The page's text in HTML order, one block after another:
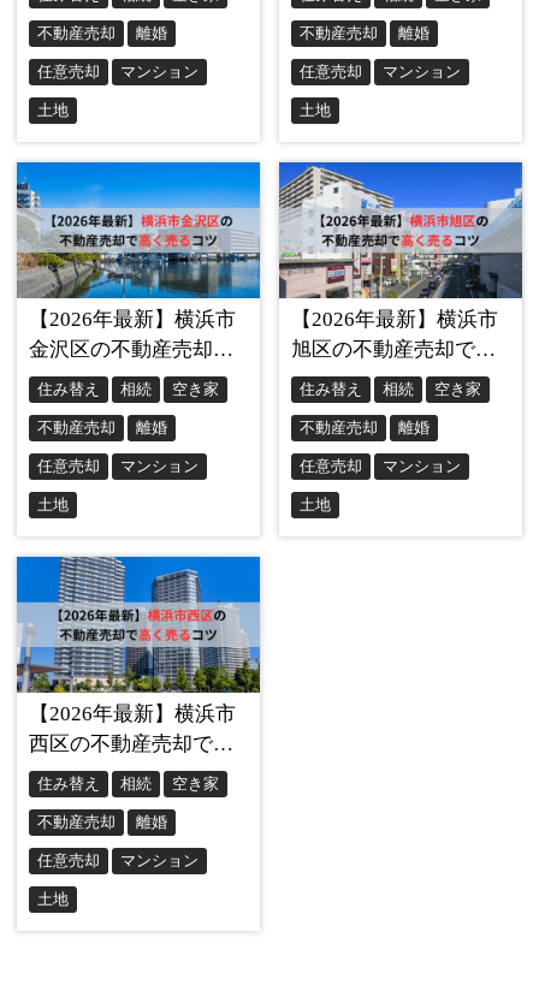
が放置されると次第に大きなゴミも捨てられるよう
になります。そして気がつけば、空き家の庭や玄関
先にゴミの山ができてしまうのです。
このゴミの山は、単に見た目が悪いだけではありま
せん。悪臭や害虫の発生源
となり、周辺住民の生活
環境を著しく悪化させてしまいます。また、野良猫
や野鳥が集まってくることで、さらに衛生状態が悪
化する可能性もあります。
こうした状況を防ぐためには、空き家の所有者によ
る定期的な見回りや清掃が欠かせません。また、防
犯カメラの設置や、近隣住民との協力体制を築くこ
とも効果的です。
空き家の管理は、地域の環境を守
不法侵入と犯罪の温床
空き家がもたらすもう一つの大きな社会的リスク
が、不法侵入と犯罪の温床
す。
誰も住んでいない家は、残念ながら犯罪者にとって
魅力的な場所になってしまいます。窓ガラスが割れ
ていたり、鍵が壊れていたりすると、簡単に侵入さ